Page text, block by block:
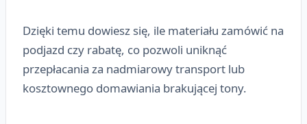
Dzięki temu dowiesz się, ile materiału zamówić na
podjazd czy rabatę, co pozwoli uniknąć
przepłacania za nadmiarowy transport lub
kosztownego domawiania brakującej tony.